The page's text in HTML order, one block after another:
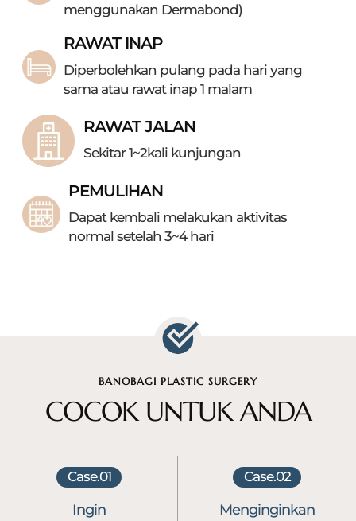
menggunakan Dermabond)
RAWAT INAP
Diperbolehkan pulang pada hari yang
samaatau rawat inap 1 malam
RAWAT JALAN
Sekitar 1~2kali kunjungan
PEMULIHAN
Dapat kembali melakukan aktivitas
normalsetelah 3~4 hari
BANOBAGI PLASTIC SURGERY
COCOK UNTUK ANDA
Case.01
Ingin
Case.02
Menginginkan